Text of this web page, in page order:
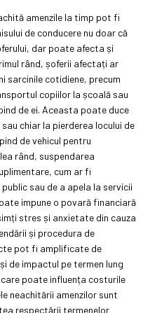
amenzile la timp pot fi
de conducere nu doar că
dar poate afecta și
rând, șoferii afectați ar
sarcinile cotidiene, precum
copiilor la școală sau
de ei. Aceasta poate duce
chiar la pierderea locului de
de vehicul pentru
rând, suspendarea
cum ar fi
sau de a apela la servicii
impune o povară financiară
stres și anxietate din cauza
și procedura de
pot fi amplificate de
de impactul pe termen lung
poate influența costurile
neachitării amenzilor sunt
respectării termenelor